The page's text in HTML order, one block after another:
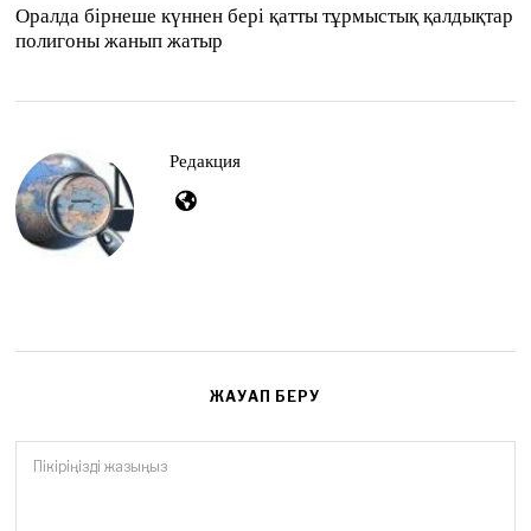
Оралда бірнеше күннен бері қатты тұрмыстық қалдықтар
полигоны жанып жатыр
Редакция
ЖАУАП БЕРУ